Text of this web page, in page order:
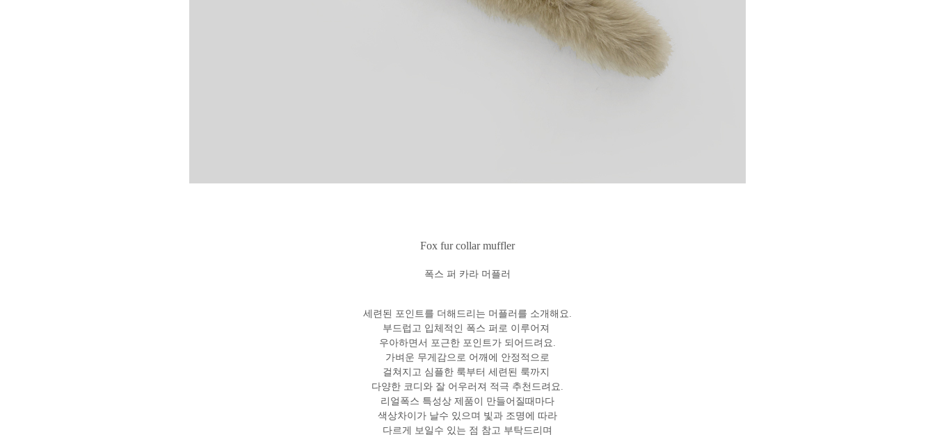
Fox fur collar muffler
폭스 퍼 카라 머플러
세련된 포인트를 더해드리는 머플러를 소개해요.
부드럽고 입체적인 폭스 퍼로 이루어져
우아하면서 포근한 포인트가 되어드려요.
가벼운 무게감으로 어깨에 안정적으로
걸쳐지고 심플한 룩부터 세련된 룩까지
다양한 코디와 잘 어우러져 적극 추천드려요.
리얼폭스 특성상 제품이 만들어질때마다
색상차이가 날수 있으며 빛과 조명에 따라
다르게 보일수 있는 점 참고 부탁드리며